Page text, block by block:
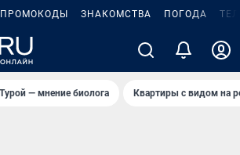
ПРОМОКОДЫ ЗНАКОМСТВА ПОГОДА
— мнение биолога Квартиры с видом на